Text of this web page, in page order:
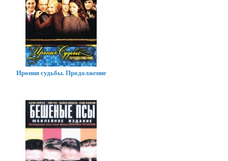
Ирония судьбы. Продолжение